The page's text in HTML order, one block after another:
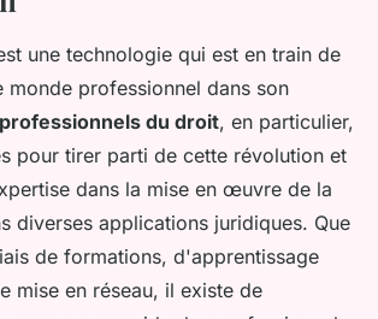
une technologie qui est en train de
monde professionnel dans son
professionnels du droit, en particulier,
pour tirer parti de cette révolution et
dans la mise en œuvre de la
diverses applications juridiques. Que
de formations, d'apprentissage
mise en réseau, il existe de